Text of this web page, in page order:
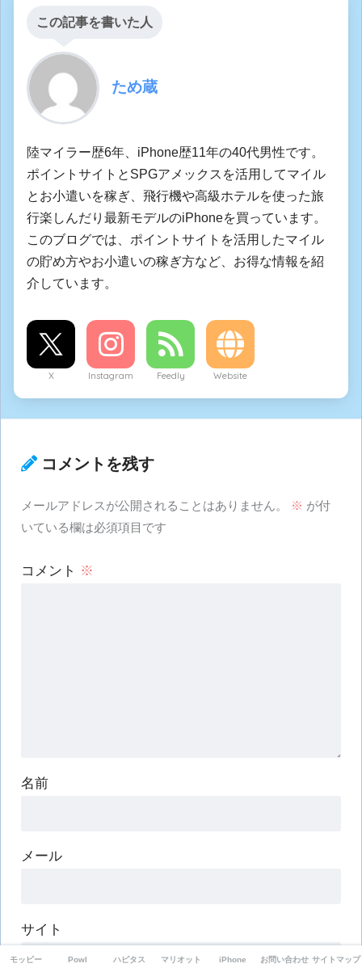
この記事を書いた人
ため蔵
陸マイラー歴6年、iPhone歴11年の40代男性です。
ポイントサイトとSPGアメックスを活用してマイル
とお小遣いを稼ぎ、飛行機や高級ホテルを使った旅
行楽しんだり最新モデルのiPhoneを買っています。
このブログでは、ポイントサイトを活用したマイル
の貯め方やお小遣いの稼ぎ方など、お得な情報を紹
介しています。
X Instagram Feedly Website
コメントを残す
メールアドレスが公開されることはありません。 ※ が付
いている欄は必須項目です
コメント ※
名前
メール
サイト
モッピー Powl ハピタス マリオット iPhone お問い合わせ サイトマップ